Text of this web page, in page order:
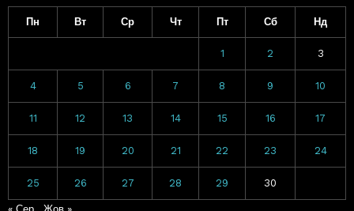
Пн Вт Ср Чт Пт Сб Нд
1 2 3
4 5 6 7 8 9 10
11 12 13 14 15 16 17
18 19 20 21 22 23 24
25 26 27 28 29 30